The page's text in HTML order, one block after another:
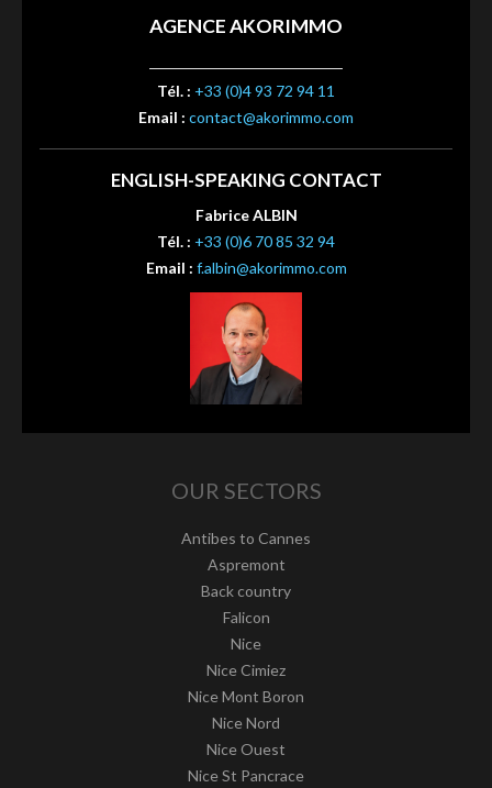
AGENCE AKORIMMO
Tél. : +33 (0)4 93 72 94 11
Email : contact@akorimmo.com
ENGLISH-SPEAKING CONTACT
Fabrice ALBIN
Tél. : +33 (0)6 70 85 32 94
Email : f.albin@akorimmo.com
OUR SECTORS
Antibes to Cannes
Aspremont
Back country
Falicon
Nice
Nice Cimiez
Nice Mont Boron
Nice Nord
Nice Ouest
Nice St Pancrace